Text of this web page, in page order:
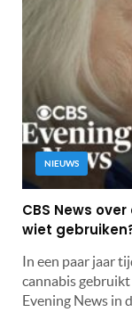
NIEUWS
CBS News
wiet
In een paar jaar
cannabis
Evening News in